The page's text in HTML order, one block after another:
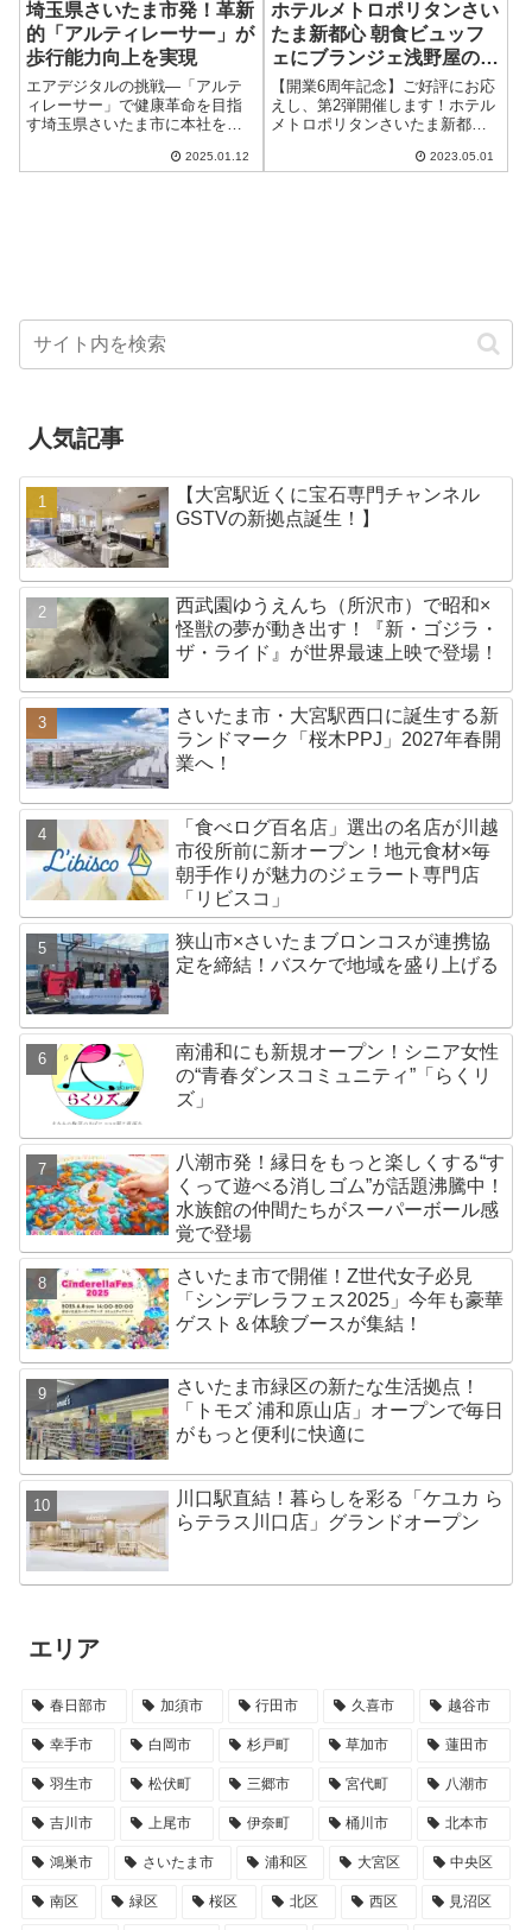
埼玉県さいたま市発！革新
的「アルティレーサー」が
歩行能力向上を実現
エアデジタルの挑戦―「アルテ
ィレーサー」で健康革命を目指
す埼玉県さいたま市に本社を構
最先端のデジタルサイクルプラ
2025.01.12
ホテルメトロポリタンさい
たま新都心 朝食ビュッフ
ェにブランジェ浅野屋のパ
ンが再登場！
【開業6周年記念】ご好評にお応
えし、第2弾開催します！ホテル
メトロポリタンさいたま新都心
ボレーションし、期間限定で朝
2023.05.01
人気記事
【大宮駅近くに宝石専門チャンネル
GSTVの新拠点誕生！】
西武園ゆうえんち（所沢市）で昭和×
怪獣の夢が動き出す！『新・ゴジラ・
ザ・ライド』が世界最速上映で登場！
さいたま市・大宮駅西口に誕生する新
ランドマーク「桜木PPJ」2027年春開
業へ！
「食べログ百名店」選出の名店が川越
市役所前に新オープン！地元食材×毎
朝手作りが魅力のジェラート専門店
「リビスコ」
狭山市×さいたまブロンコスが連携協
定を締結！バスケで地域を盛り上げる
南浦和にも新規オープン！シニア女性
の“青春ダンスコミュニティ”「らくリ
ズ」
八潮市発！縁日をもっと楽しくする“す
くって遊べる消しゴム”が話題沸騰中！
水族館の仲間たちがスーパーボール感
覚で登場
さいたま市で開催！Z世代女子必見
「シンデレラフェス2025」今年も豪華
ゲスト＆体験ブースが集結！
さいたま市緑区の新たな生活拠点！
「トモズ 浦和原山店」オープンで毎日
がもっと便利に快適に
川口駅直結！暮らしを彩る「ケユカ ら
らテラス川口店」グランドオープン
エリア
春日部市 加須市 行田市 久喜市 越谷市
幸手市 白岡市 杉戸町 草加市 蓮田市
羽生市 松伏町 三郷市 宮代町 八潮市
吉川市 上尾市 伊奈町 桶川市 北本市
鴻巣市 さいたま市 浦和区 大宮区 中央区
南区 緑区 桜区 北区 西区 見沼区